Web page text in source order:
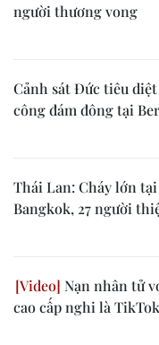
người thương vong
Cảnh sát Đức tiêu
công đám đông tại
Thái Lan: Cháy lớn
Bangkok, 27 người
Nạn nhân tử
cao cấp nghi là